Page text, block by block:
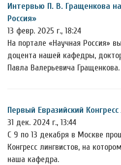
Интервью П. В. Гращенкова
Россия»
13 февр. 2025 г., 18:24
На портале «Научная Россия»
доцента нашей кафедры,
Павла Валерьевича
Первый Евразийский Конгресс
31 дек. 2024 г., 13:44
С 9 по 13 декабря в Москве
Конгресс лингвистов, на
наша кафедра.